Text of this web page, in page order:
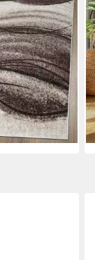
Muster
bei dir